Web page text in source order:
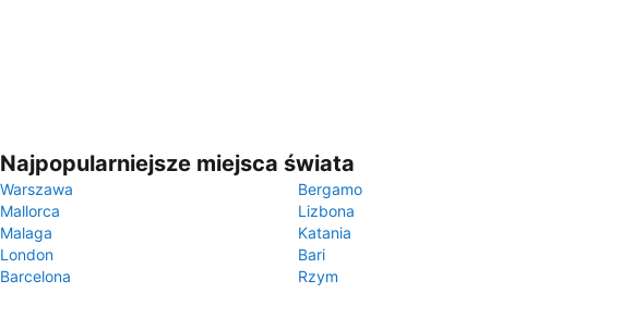
Najpopularniejsze miejsca świata
Warszawa
Bergamo
Mallorca
Lizbona
Malaga
Katania
London
Bari
Barcelona
Rzym